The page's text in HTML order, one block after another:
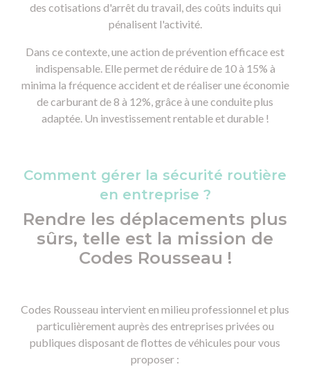
des cotisations d'arrêt du travail, des coûts induits qui
pénalisent l'activité.
Dans ce contexte, une action de prévention efficace est
indispensable. Elle permet de réduire de 10 à 15% à
minima la fréquence accident et de réaliser une économie
de carburant de 8 à 12%, grâce à une conduite plus
adaptée. Un investissement rentable et durable !
Comment gérer la sécurité routière
en entreprise ?
Rendre les déplacements plus
sûrs, telle est la mission de
Codes Rousseau !
Codes Rousseau intervient en milieu professionnel et plus
particulièrement auprès des entreprises privées ou
publiques disposant de flottes de véhicules pour vous
proposer :